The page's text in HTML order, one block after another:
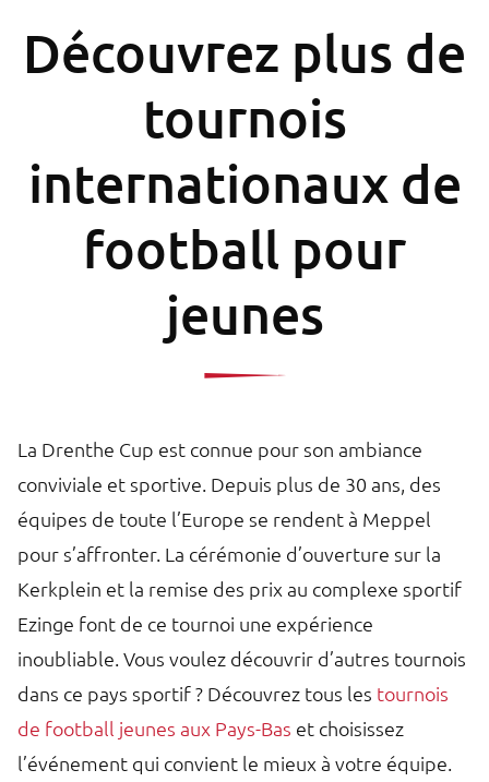
Découvrez plus de
tournois
internationaux de
football pour
jeunes
La Drenthe Cup est connue pour son ambiance
conviviale et sportive. Depuis plus de 30 ans, des
équipes de toute l’Europe se rendent à Meppel
pour s’affronter. La cérémonie d’ouverture sur la
Kerkplein et la remise des prix au complexe sportif
Ezinge font de ce tournoi une expérience
inoubliable. Vous voulez découvrir d’autres tournois
dans ce pays sportif ? Découvrez tous les tournois
de football jeunes aux Pays-Bas et choisissez
l’événement qui convient le mieux à votre équipe.